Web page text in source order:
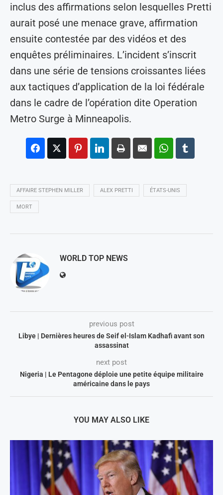
inclus des affirmations selon lesquelles Pretti
aurait posé une menace grave, affirmation
ensuite contestée par des vidéos et des
enquêtes préliminaires. L’incident s’inscrit
dans une série de tensions croissantes liées
aux tactiques d’application de la loi fédérale
dans le cadre de l’opération dite Operation
Metro Surge à Minneapolis.
AFFAIRE STEPHEN MILLER ALEX PRETTI ÉTATS-UNIS
MORT
WORLD TOP NEWS
previous post
Libye | Dernières heures de Seif el-Islam Kadhafi avant son
assassinat
next post
Nigeria | Le Pentagone déploie une petite équipe militaire
américaine dans le pays
YOU MAY ALSO LIKE